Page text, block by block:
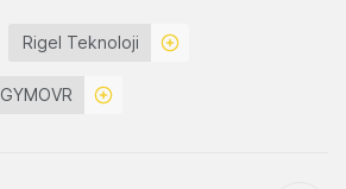
Rigel Teknoloji
GYMOVR